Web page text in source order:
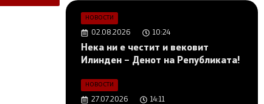
НОВОСТИ
02.08.2026 10:24
Нека ни е честит и вековит
Илинден – Денот на Републиката!
НОВОСТИ
27.07.2026 14:11